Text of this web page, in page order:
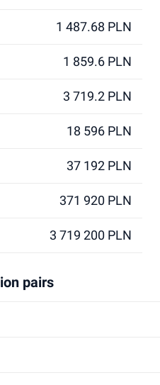
1 487.68 PLN
1 859.6 PLN
3 719.2 PLN
18 596 PLN
37 192 PLN
371 920 PLN
3 719 200 PLN
pairs